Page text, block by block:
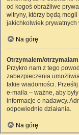
od kogoś obraźliwe
witryny, którzy będą
jakichkolwiek prywatnych
Na górę
Otrzymałem/
Przykro nam z tego
zabezpieczenia
takie wiadomości.
e-maila – ważne, aby
informacje o nadawcy.
odpowiednie działania.
Na górę